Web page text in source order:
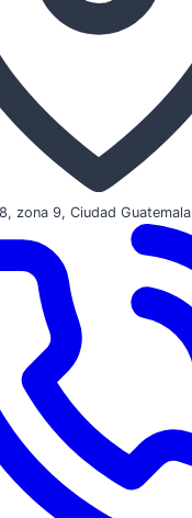
zona 9, Ciudad Guatemala